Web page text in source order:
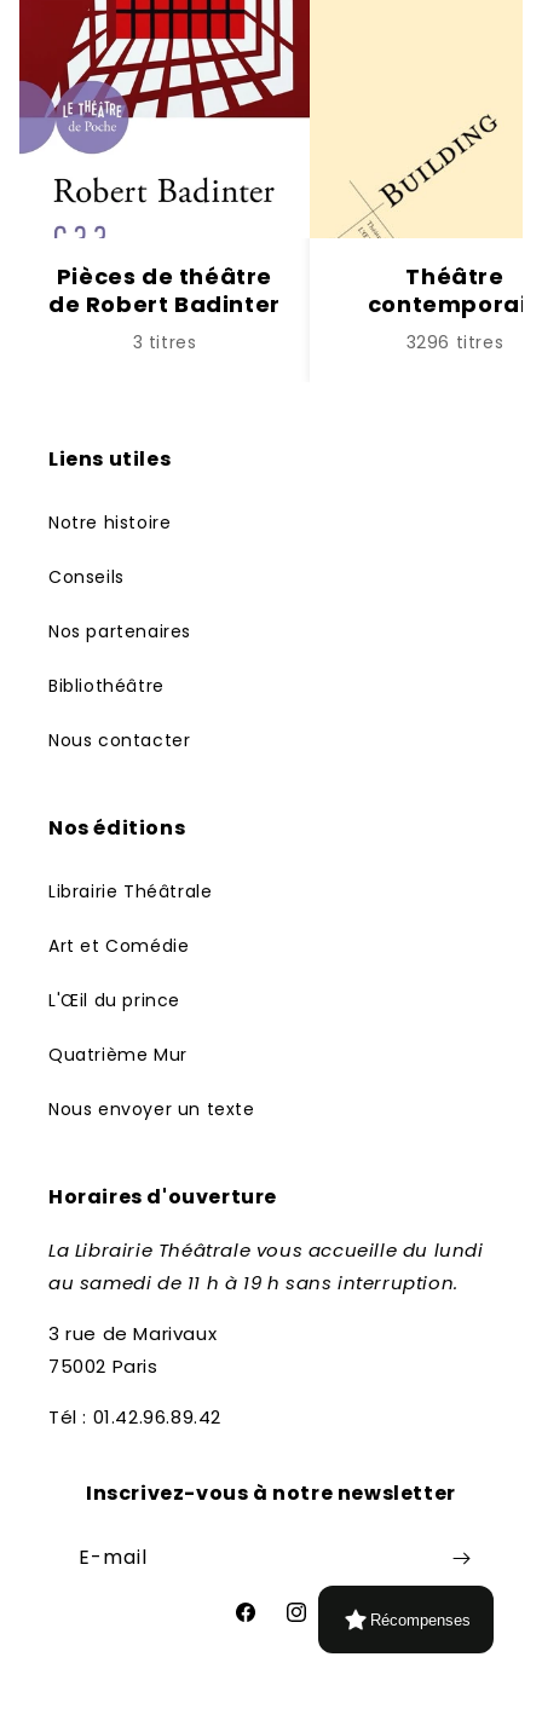
Pièces de théâtre
de Robert Badinter
3 titres
Théâtre
contemporain
3296 titres
Liens utiles
Notre histoire
Conseils
Nos partenaires
Bibliothéâtre
Nous contacter
Nos éditions
Librairie Théâtrale
Art et Comédie
L'Œil du prince
Quatrième Mur
Nous envoyer un texte
Horaires d'ouverture
La Librairie Théâtrale vous accueille du lundi
au samedi de 11 h à 19 h sans interruption.
3 rue de Marivaux
75002 Paris
Tél : 01.42.96.89.42
Inscrivez-vous à notre newsletter
E-mail
FacebookInstagramRécompenses